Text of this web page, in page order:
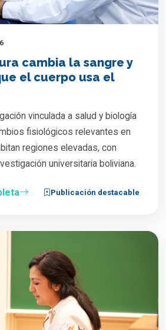
cambia la sangre y
el cuerpo usa el
vinculada a salud y biología
fisiológicos relevantes en
regiones elevadas, con
universitaria boliviana.
Publicación destacable